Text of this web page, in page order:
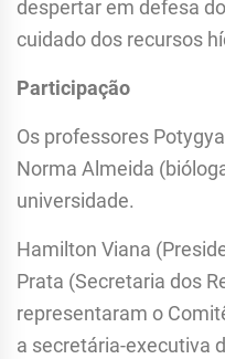
despertar em defesa
cuidado dos recursos
Participação
Os professores
Norma Almeida
universidade.
Hamilton Viana
Prata (Secretaria dos
representaram o
a secretária-executiva